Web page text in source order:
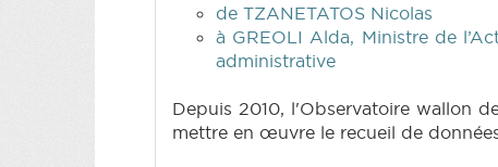
de TZANETATOS Nicolas
à GREOLI Alda, Ministre de
administrative
Depuis 2010, l'Observatoire wallon
mettre en œuvre le recueil de